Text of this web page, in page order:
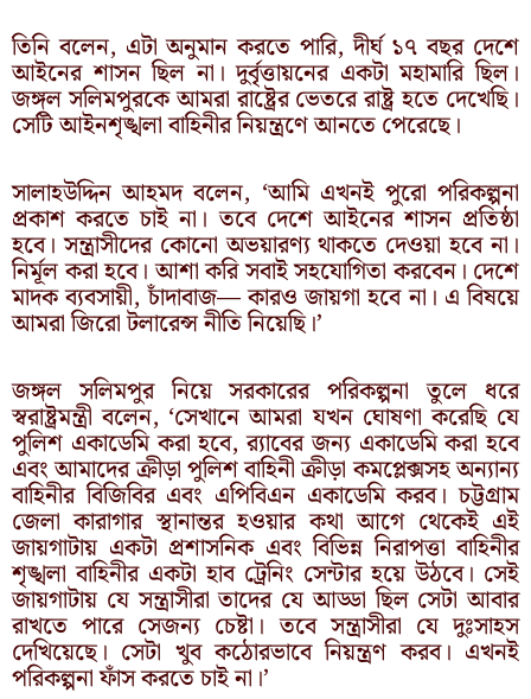
তিনি বলেন, এটা অনুমান করতে পারি, দীর্ঘ ১৭ বছর দেশে
আইনের শাসন ছিল না। দুর্বৃত্তায়নের একটা মহামারি ছিল।
জঙ্গল সলিমপুরকে আমরা রাষ্ট্রের ভেতরে রাষ্ট্র হতে দেখেছি।
সেটি আইনশৃঙ্খলা বাহিনীর নিয়ন্ত্রণে আনতে পেরেছে।
সালাহউদ্দিন আহমদ বলেন, ‘আমি এখনই পুরো পরিকল্পনা
প্রকাশ করতে চাই না। তবে দেশে আইনের শাসন প্রতিষ্ঠা
হবে। সন্ত্রাসীদের কোনো অভয়ারণ্য থাকতে দেওয়া হবে না।
নির্মূল করা হবে। আশা করি সবাই সহযোগিতা করবেন। দেশে
মাদক ব্যবসায়ী, চাঁদাবাজ— কারও জায়গা হবে না। এ বিষয়ে
আমরা জিরো টলারেন্স নীতি নিয়েছি।’
জঙ্গল সলিমপুর নিয়ে সরকারের পরিকল্পনা তুলে ধরে
স্বরাষ্ট্রমন্ত্রী বলেন, ‘সেখানে আমরা যখন ঘোষণা করেছি যে
পুলিশ একাডেমি করা হবে, র‍্যাবের জন্য একাডেমি করা হবে
এবং আমাদের ক্রীড়া পুলিশ বাহিনী ক্রীড়া কমপ্লেক্সসহ অন্যান্য
বাহিনীর বিজিবির এবং এপিবিএন একাডেমি করব। চট্টগ্রাম
জেলা কারাগার স্থানান্তর হওয়ার কথা আগে থেকেই এই
জায়গাটায় একটা প্রশাসনিক এবং বিভিন্ন নিরাপত্তা বাহিনীর
শৃঙ্খলা বাহিনীর একটা হাব ট্রেনিং সেন্টার হয়ে উঠবে। সেই
জায়গাটায় যে সন্ত্রাসীরা তাদের যে আড্ডা ছিল সেটা আবার
রাখতে পারে সেজন্য চেষ্টা। তবে সন্ত্রাসীরা যে দুঃসাহস
দেখিয়েছে। সেটা খুব কঠোরভাবে নিয়ন্ত্রণ করব। এখনই
পরিকল্পনা ফাঁস করতে চাই না।’